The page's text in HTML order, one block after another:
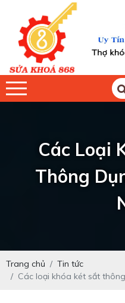
Các Loại
Thông
Trang chủ
Tin tức
Các loại khóa két sắt